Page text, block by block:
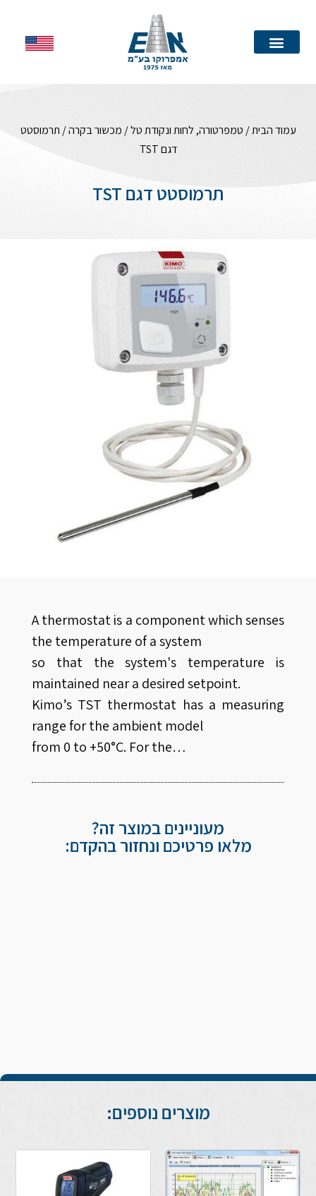
עמוד הבית/ טמפרטורה, לחות ונקודת טל/ מכשור בקרה/ תרמוסטט
דגם TST
תרמוסטט דגם TST
A thermostat is a component which senses
the temperature of a system
so that the system's temperature is
maintained near a desired setpoint.
Kimo’s TST thermostat has a measuring
range for the ambient model
from 0 to +50°C. For the…
מעוניינים במוצר זה?
מלאו פרטיכם ונחזור בהקדם:
מוצרים נוספים: